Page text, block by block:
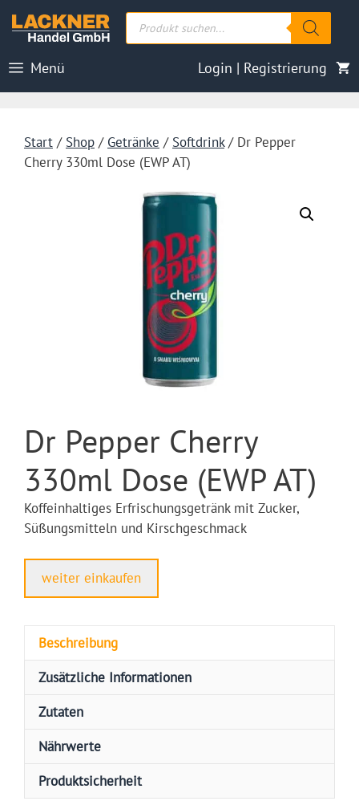
Inhalt
Products
search
Menü Login | Registrierung
Start / Shop / Getränke / Softdrink/ Dr Pepper
Cherry 330ml Dose (EWP AT)
Dr Pepper Cherry
330ml Dose (EWP AT)
Koffeinhaltiges Erfrischungsgetränk mit Zucker,
Süßungsmitteln und Kirschgeschmack
weiter einkaufen
Beschreibung
Zusätzliche Informationen
Zutaten
Nährwerte
Produktsicherheit